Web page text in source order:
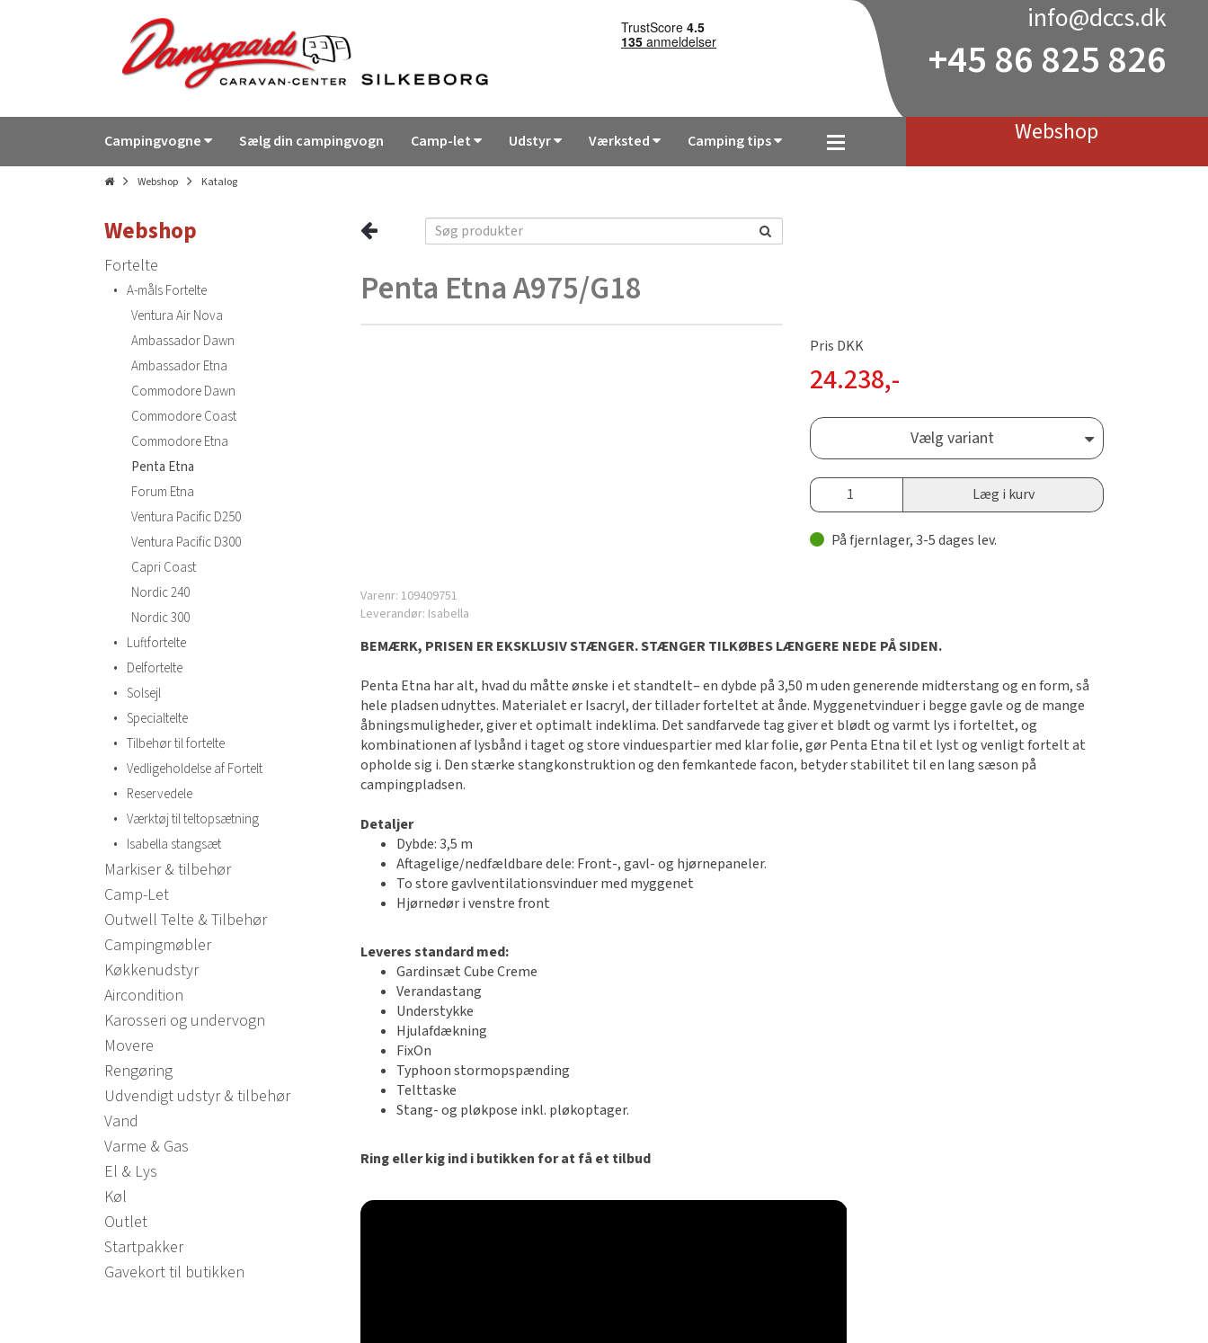
info@dccs.dk
+45 86 825 826
Campingvogne Sælg din campingvogn Camp-let Udstyr Værksted Camping tips Webshop
Webshop Katalog
Webshop
Fortelte
• A-måls Fortelte
Ventura Air Nova
Ambassador Dawn
Ambassador Etna
Commodore Dawn
Commodore Coast
Commodore Etna
Penta Etna
Forum Etna
Ventura Pacific D250
Ventura Pacific D300
Capri Coast
Nordic 240
Nordic 300
• Luftfortelte
• Delfortelte
• Solsejl
• Specialtelte
• Tilbehør til fortelte
• Vedligeholdelse af Fortelt
• Reservedele
• Værktøj til teltopsætning
• Isabella stangsæt
Markiser & tilbehør
Camp-Let
Outwell Telte & Tilbehør
Campingmøbler
Køkkenudstyr
Aircondition
Karosseri og undervogn
Movere
Rengøring
Udvendigt udstyr & tilbehør
Vand
Varme & Gas
El & Lys
Køl
Outlet
Startpakker
Gavekort til butikken
Penta Etna A975/G18
Pris DKK
24.238,-
Vælg variant
Læg i kurv
På fjernlager, 3-5 dages lev.
Varenr: 109409751
Leverandør: Isabella
BEMÆRK, PRISEN ER EKSKLUSIV STÆNGER. STÆNGER TILKØBES LÆNGERE NEDE PÅ SIDEN.
Penta Etna har alt, hvad du måtte ønske i et standtelt– en dybde på 3,50 m uden generende midterstang og en form, så
hele pladsen udnyttes. Materialet er Isacryl, der tillader forteltet at ånde. Myggenetvinduer i begge gavle og de mange
åbningsmuligheder, giver et optimalt indeklima. Det sandfarvede tag giver et blødt og varmt lys i forteltet, og
kombinationen af lysbånd i taget og store vinduespartier med klar folie, gør Penta Etna til et lyst og venligt fortelt at
opholde sig i. Den stærke stangkonstruktion og den femkantede facon, betyder stabilitet til en lang sæson på
campingpladsen.
Detaljer
Dybde: 3,5 m
Aftagelige/nedfældbare dele: Front-, gavl- og hjørnepaneler.
To store gavlventilationsvinduer med myggenet
Hjørnedør i venstre front
Leveres standard med:
Gardinsæt Cube Creme
Verandastang
Understykke
Hjulafdækning
FixOn
Typhoon stormopspænding
Telttaske
Stang- og pløkpose inkl. pløkoptager.
Ring eller kig ind i butikken for at få et tilbud